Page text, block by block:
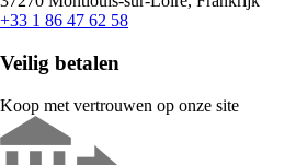
+33 1 86 47 62 58
Veilig betalen
Koop met vertrouwen op onze site